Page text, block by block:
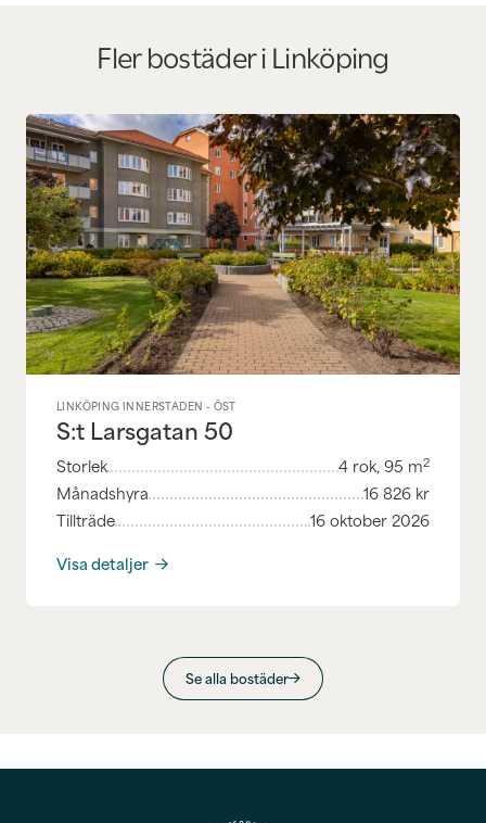
Fler bostäder iLinköping
LINKÖPING INNERSTADEN - ÖST
S:t Larsgatan 50
Storlek 4 rok,95 m2
Månadshyra 16 826 kr
Tillträde
16 oktober 2026
Visa detaljer
Se alla bostäder